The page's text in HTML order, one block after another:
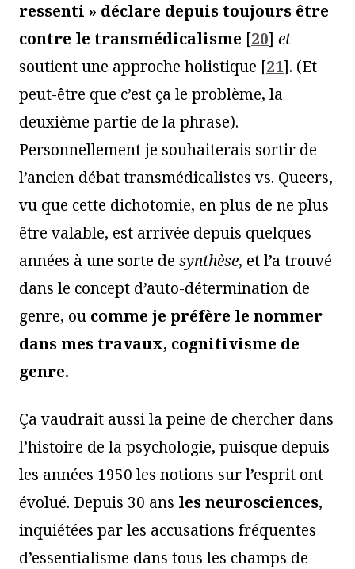
ressenti » déclare depuis toujours être
contre le transmédicalisme [20] et
soutient une approche holistique [21]. (Et
peut-être que c’est ça le problème, la
deuxième partie de la phrase).
Personnellement je souhaiterais sortir de
l’ancien débat transmédicalistes vs. Queers,
vu que cette dichotomie, en plus de ne plus
être valable, est arrivée depuis quelques
années à une sorte de synthèse, et l’a trouvé
dans le concept d’auto-détermination de
genre, ou comme je préfère le nommer
dans mes travaux, cognitivisme de
genre.
Ça vaudrait aussi la peine de chercher dans
l’histoire de la psychologie, puisque depuis
les années 1950 les notions sur l’esprit ont
évolué. Depuis 30 ans les neurosciences,
inquiétées par les accusations fréquentes
d’essentialisme dans tous les champs de